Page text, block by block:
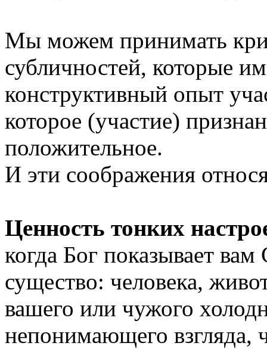
Мы можем принимать
субличностей, которые
конструктивный опыт
которое (участие)
положительное.
И эти соображения
Ценность тонких
когда Бог показывает
существо: человека,
вашего или чужого
непонимающего взгляда,